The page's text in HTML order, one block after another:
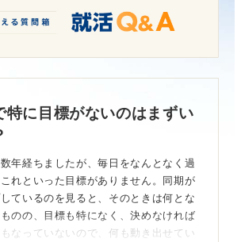
特に目標がないのはまずい
年経ちましたが、毎日をなんとなく過
れといった目標がありません。同期が
ているのを見ると、そのときは何とな
のの、目標も特になく、決めなければ
なっていないので、何も動き出せてい